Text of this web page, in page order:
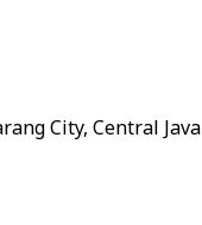
City, Central Java